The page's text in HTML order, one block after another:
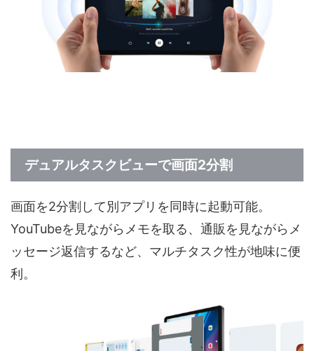
デュアルタスクビューで画面2分割
画面を2分割して別アプリを同時に起動可能。
YouTubeを見ながらメモを取る、通販を見ながらメ
ッセージ返信するなど、マルチタスク性が地味に便
利。